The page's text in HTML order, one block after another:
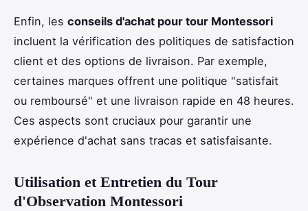
Enfin, les conseils d'achat pour tour Montessori
incluent la vérification des politiques de satisfaction
client et des options de livraison. Par exemple,
certaines marques offrent une politique "satisfait
ou remboursé" et une livraison rapide en 48 heures.
Ces aspects sont cruciaux pour garantir une
expérience d'achat sans tracas et satisfaisante.
Utilisation et Entretien du Tour
d'Observation Montessori